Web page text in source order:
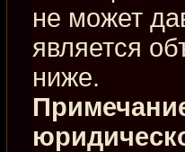
не может
является
ниже.